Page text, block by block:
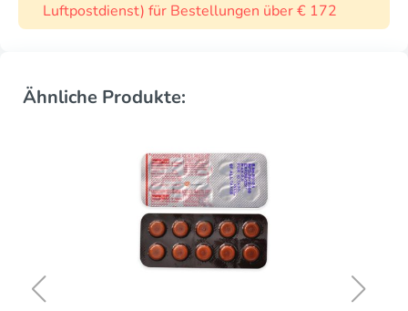
Luftpostdienst) für Bestellungen über € 172
Ähnliche Produkte: